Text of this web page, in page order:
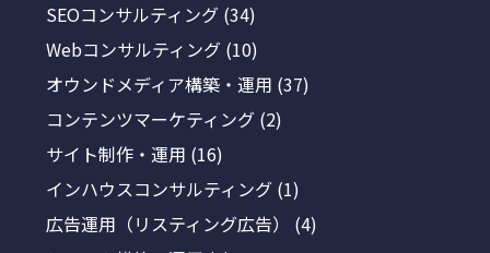
SEOコンサルティング (34)
Webコンサルティング (10)
オウンドメディア構築・運用 (37)
コンテンツマーケティング (2)
サイト制作・運用 (16)
インハウスコンサルティング (1)
広告運用（リスティング広告） (4)